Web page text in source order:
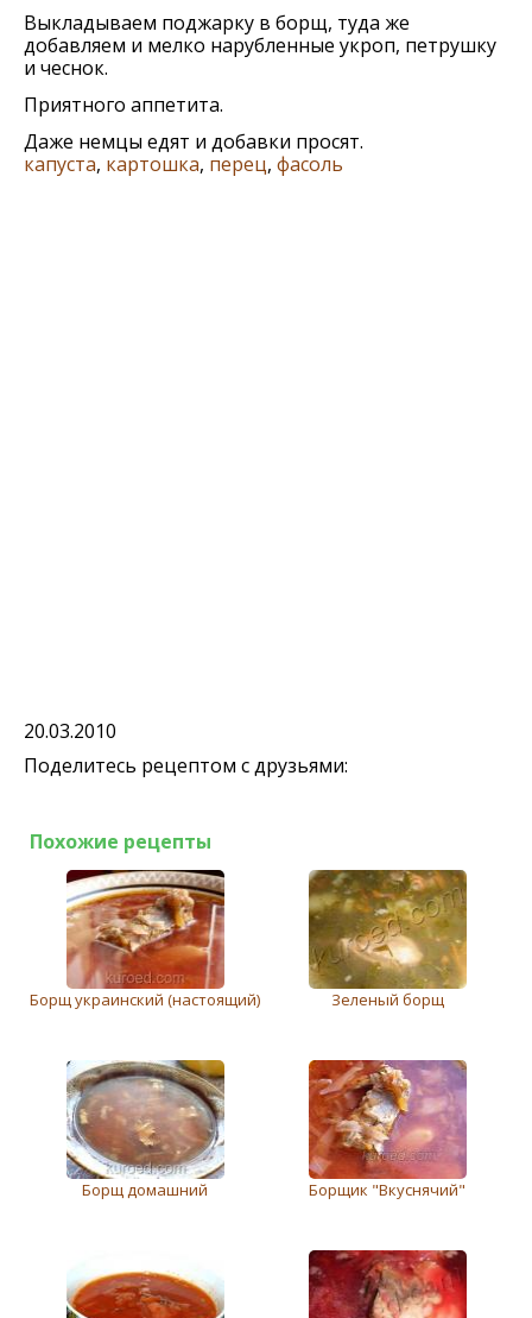
Выкладываем поджарку в борщ, туда же
добавляем и мелко нарубленные укроп, петрушку
и чеснок.
Приятного аппетита.
Даже немцы едят и добавки просят.
капуста, картошка, перец, фасоль
20.03.2010
Поделитесь рецептом с друзьями:
Похожие рецепты
Борщ украинский (настоящий) Зеленый борщ
Борщ домашний Борщик "Вкуснячий"